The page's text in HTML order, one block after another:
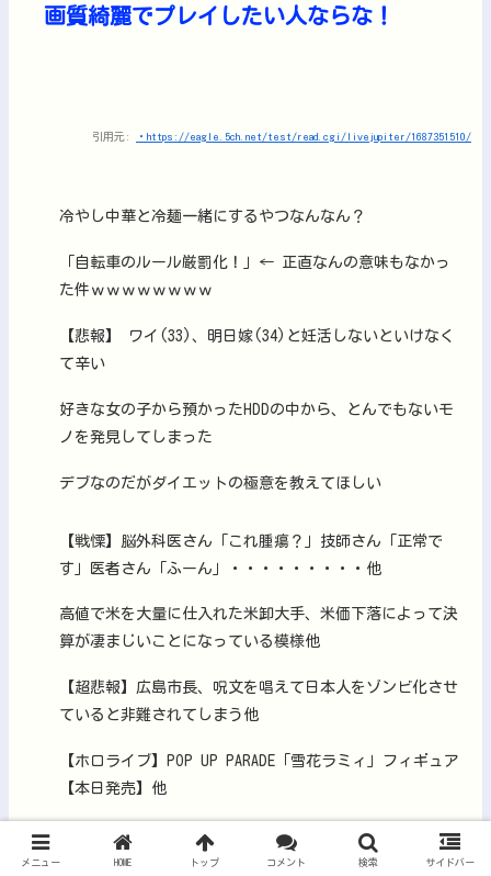
画質綺麗でプレイしたい人ならな！
引用元: ・https://eagle.5ch.net/test/read.cgi/livejupiter/1687351510/
冷やし中華と冷麺一緒にするやつなんなん？
「自転車のルール厳罰化！」← 正直なんの意味もなかっ
た件ｗｗｗｗｗｗｗｗ
【悲報】 ワイ(33)、明日嫁(34)と妊活しないといけなく
て辛い
好きな女の子から預かったHDDの中から、とんでもないモ
ノを発見してしまった
デブなのだがダイエットの極意を教えてほしい
【戦慄】脳外科医さん「これ腫瘍？」技師さん「正常で
す」医者さん「ふーん」・・・・・・・・・他
高値で米を大量に仕入れた米卸大手、米価下落によって決
算が凄まじいことになっている模様他
【超悲報】広島市長、呪文を唱えて日本人をゾンビ化させ
ていると非難されてしまう他
【ホロライブ】POP UP PARADE「雪花ラミィ」フィギュア
【本日発売】他
【悲報】インドネシア高速鉄道、上半期だけで前年の赤字
を上回ってしまう
メニュー HOME トップ コメント 検索 サイドバー